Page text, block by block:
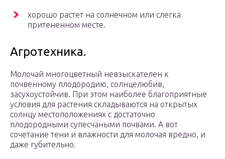
хорошо растет на солнечном или слегка
притененном месте.
Агротехника.
Молочай многоцветный невзыскателен к
почвенному плодородию, солнцелюбив,
засухоустойчив. При этом наиболее благоприятные
условия для растения складываются на открытых
солнцу местоположениях с достаточно
плодородными супесчаными почвами. А вот
сочетание тени и влажности для молочая вредно, и
даже губительно.